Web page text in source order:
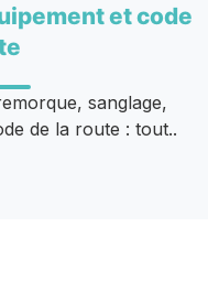
et code
sanglage,
de la route : tout..